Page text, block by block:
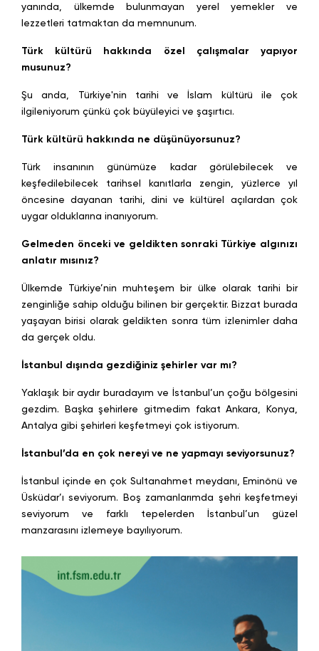
yanında, ülkemde bulunmayan yerel yemekler ve
lezzetleri tatmaktan da memnunum.
Türk kültürü hakkında özel çalışmalar yapıyor
musunuz?
Şu anda, Türkiye'nin tarihi ve İslam kültürü ile çok
ilgileniyorum çünkü çok büyüleyici ve şaşırtıcı.
Türk kültürü hakkında ne düşünüyorsunuz?
Türk insanının günümüze kadar görülebilecek ve
keşfedilebilecek tarihsel kanıtlarla zengin, yüzlerce yıl
öncesine dayanan tarihi, dini ve kültürel açılardan çok
uygar olduklarına inanıyorum.
Gelmeden önceki ve geldikten sonraki Türkiye algınızı
anlatır mısınız?
Ülkemde Türkiye’nin muhteşem bir ülke olarak tarihi bir
zenginliğe sahip olduğu bilinen bir gerçektir. Bizzat burada
yaşayan birisi olarak geldikten sonra tüm izlenimler daha
da gerçek oldu.
İstanbul dışında gezdiğiniz şehirler var mı?
Yaklaşık bir aydır buradayım ve İstanbul’un çoğu bölgesini
gezdim. Başka şehirlere gitmedim fakat Ankara, Konya,
Antalya gibi şehirleri keşfetmeyi çok istiyorum.
İstanbul’da en çok nereyi ve ne yapmayı seviyorsunuz?
İstanbul içinde en çok Sultanahmet meydanı, Eminönü ve
Üsküdar’ı seviyorum. Boş zamanlarımda şehri keşfetmeyi
seviyorum ve farklı tepelerden İstanbul’un güzel
manzarasını izlemeye bayılıyorum.